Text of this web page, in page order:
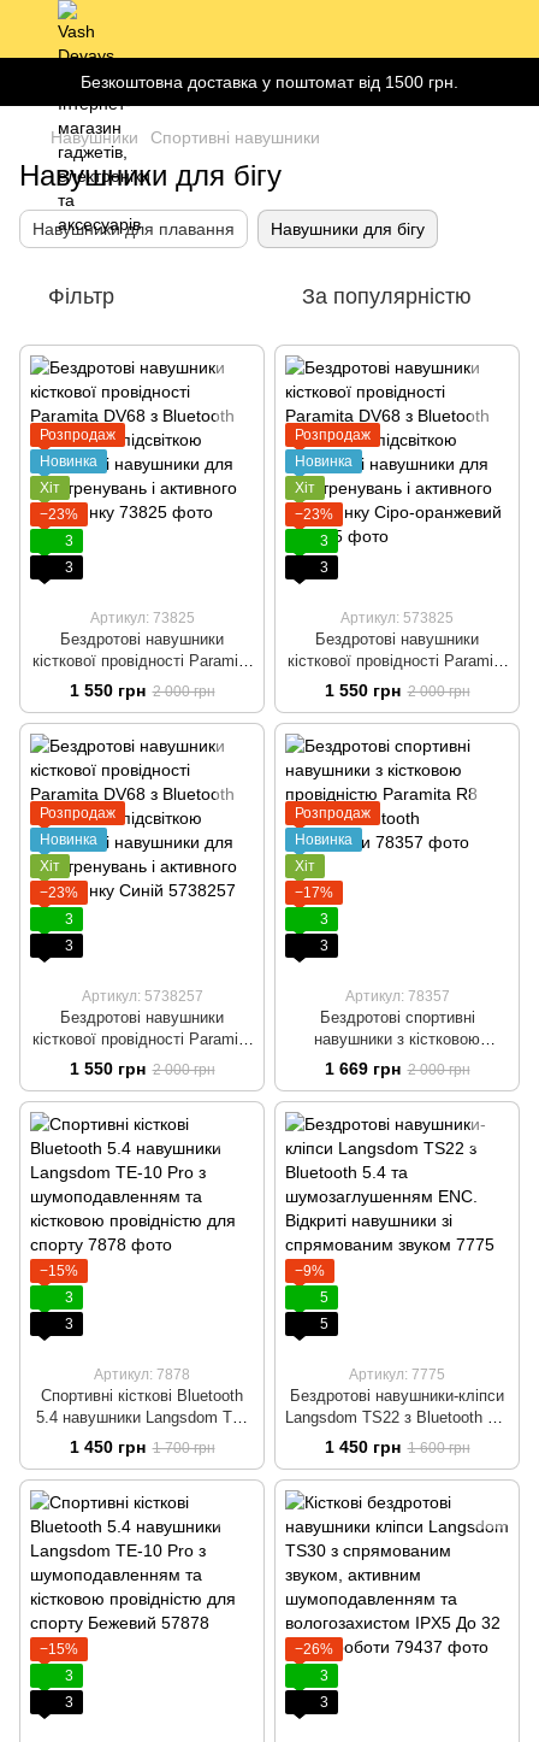
Безкоштовна доставка у поштомат від 1500 грн.
Навушники Спортивні навушники
Навушники для бігу
Навушники для плавання Навушники для бігу
Фільтр За популярністю
Розпродаж
Новинка
Хіт
−23%
3
3
Артикул: 73825
Бездротові навушники
кісткової провідності Paramita
DV68 з Bluetooth 5.3 та RGB
підсвіткою Спортивні
навушники для бігу,
тренувань і активного
відпочинку
1 550 грн 2 000 грн
Розпродаж
Новинка
Хіт
−23%
3
3
Артикул: 573825
Бездротові навушники
кісткової провідності Paramita
DV68 з Bluetooth 5.3 та RGB
підсвіткою Спортивні
навушники для бігу,
тренувань і активного
відпочинку Сіро-оранжевий
1 550 грн 2 000 грн
Розпродаж
Новинка
Хіт
−23%
3
3
Артикул: 5738257
Бездротові навушники
кісткової провідності Paramita
DV68 з Bluetooth 5.3 та RGB
підсвіткою Спортивні
навушники для бігу,
тренувань і активного
відпочинку Синій
1 550 грн 2 000 грн
Розпродаж
Новинка
Хіт
−17%
3
3
Артикул: 78357
Бездротові спортивні
навушники з кістковою
провідністю Paramita R8
Кісткові Bluetooth навушники
1 669 грн 2 000 грн
−15%
3
3
Артикул: 7878
Спортивні кісткові Bluetooth
5.4 навушники Langsdom TE-
10 Pro з шумоподавленням та
кістковою провідністю для
спорту
1 450 грн 1 700 грн
−9%
5
5
Артикул: 7775
Бездротові навушники-кліпси
Langsdom TS22 з Bluetooth 5.4
та шумозаглушенням ENC.
Відкриті навушники зі
спрямованим звуком
1 450 грн 1 600 грн
−15%
3
3
−26%
3
3